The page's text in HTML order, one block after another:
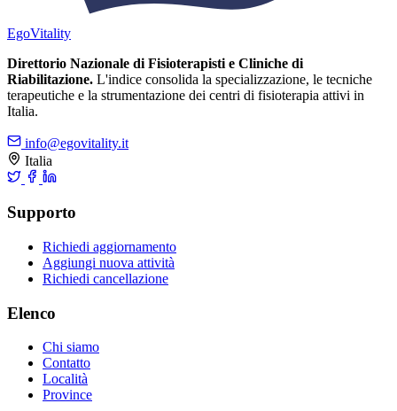
EgoVitality
Direttorio Nazionale di Fisioterapisti e Cliniche di
Riabilitazione. L'indice consolida la specializzazione, le tecniche
terapeutiche e la strumentazione dei centri di fisioterapia attivi in
Italia.
info@egovitality.it
Italia
Supporto
Richiedi aggiornamento
Aggiungi nuova attività
Richiedi cancellazione
Elenco
Chi siamo
Contatto
Località
Province